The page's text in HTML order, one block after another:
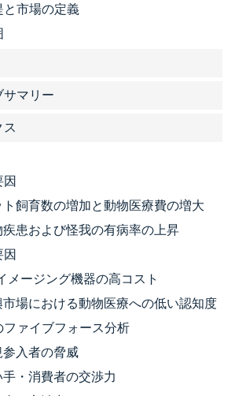
と市場の定義
サマリー
ス
因
ト飼育数の増加と動物医療費の増大
疾患および怪我の有病率の上昇
因
メージング機器の高コスト
市場における動物医療への低い認知度
ファイブフォース分析
参入者の脅威
手・消費者の交渉力